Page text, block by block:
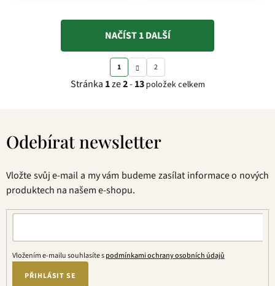
O
v
l
a
c
p
k
v
ý
NAČÍST 1 DALŠÍ
S
t
r
o
á
1 2
Stránka 1ze2-13položek celkem
Odebírat newsletter
Vložte svůj e-mail a my vám budeme zasílat informace o nových
produktech na našem e-shopu.
Vložením e-mailu souhlasíte spodmínkami ochrany osobních údajů
PŘIHLÁSIT SE